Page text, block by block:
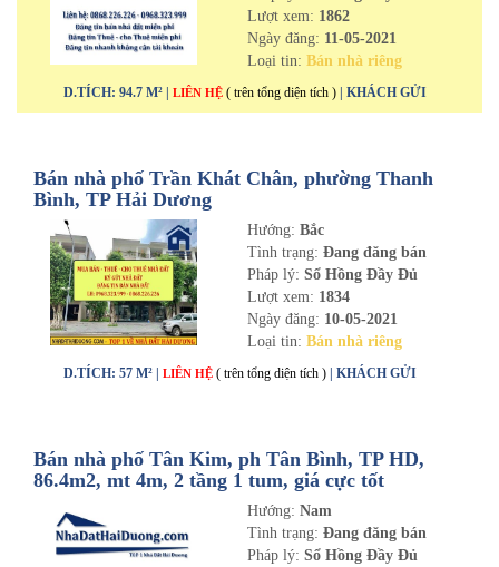
Lượt xem: 1862
Ngày đăng: 11-05-2021
Loại tin: Bán nhà riêng
D.TÍCH: 94.7 M² | LIÊN HỆ ( trên tổng diện tích ) | KHÁCH GỬI
Bán nhà phố Trần Khát Chân, phường Thanh
Bình, TP Hải Dương
Hướng: Bắc
Tình trạng: Đang đăng bán
Pháp lý: Sổ Hồng Đầy Đủ
Lượt xem: 1834
Ngày đăng: 10-05-2021
Loại tin: Bán nhà riêng
D.TÍCH: 57 M² | LIÊN HỆ ( trên tổng diện tích ) | KHÁCH GỬI
Bán nhà phố Tân Kim, ph Tân Bình, TP HD,
86.4m2, mt 4m, 2 tầng 1 tum, giá cực tốt
Hướng: Nam
Tình trạng: Đang đăng bán
Pháp lý: Sổ Hồng Đầy Đủ